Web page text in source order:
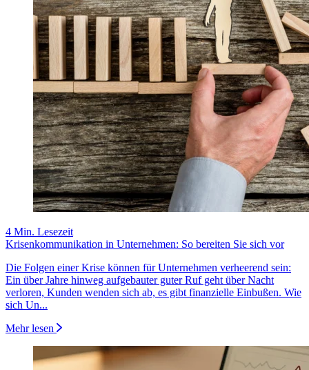
4 Min. Lesezeit
Krisenkommunikation in Unternehmen: So bereiten Sie sich vor
Die Folgen einer Krise können für Unternehmen verheerend sein:
Ein über Jahre hinweg aufgebauter guter Ruf geht über Nacht
verloren, Kunden wenden sich ab, es gibt finanzielle Einbußen. Wie
sich Un...
Mehr lesen